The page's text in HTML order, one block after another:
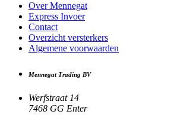
Over Mennegat
Express Invoer
Contact
Overzicht versterkers
Algemene voorwaarden
Mennegat Trading BV
Werfstraat 14
7468 GG Enter